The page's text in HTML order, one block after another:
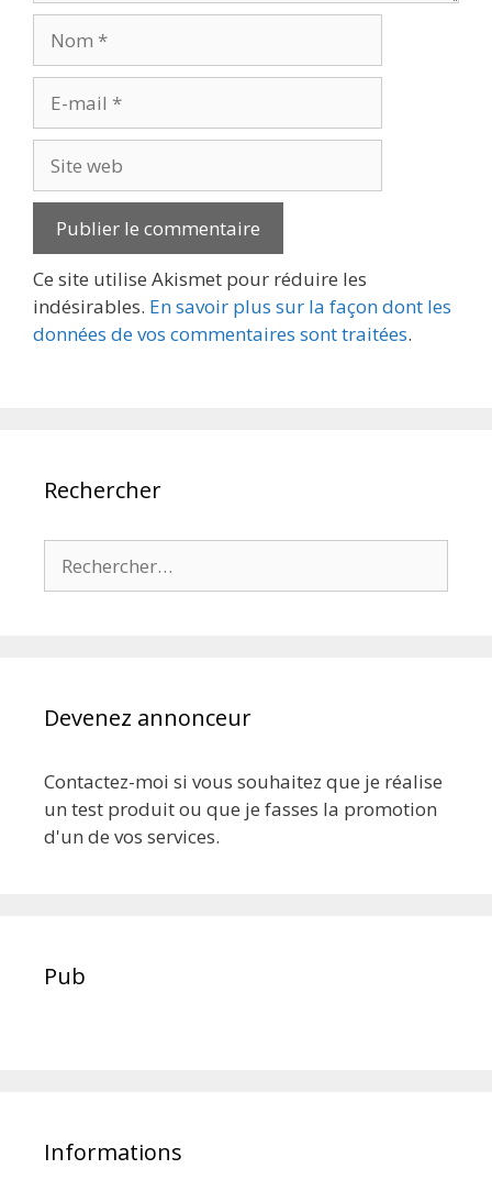
mail
web
Ce site utilise Akismet pour réduire les
indésirables. En savoir plus sur la façon dont les
données de vos commentaires sont traitées.
Rechercher
Devenez annonceur
Contactez-moi si vous souhaitez que je réalise
un test produit ou que je fasses la promotion
d'un de vos services.
Pub
Informations